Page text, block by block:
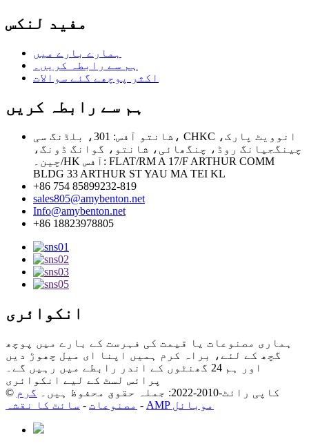
مفید لنکس
ہمارے بارے میں
ہم سے رابطہ کریں۔
اکثر پوچھے گئے سوالات
ہم سے رابطہ کریں
شانتو آفس: 301، بلڈنگ سی، CHKC انوویٹ پارک،
چینگجیانگ روڈ، چنگھائی، شانتو، گوانگ ڈونگ،
چین۔/HK آفس: FLAT/RM A 17/F ARTHUR COMM
BLDG 33 ARTHUR ST YAU MA TEI KL
+86 754 85899232-819
sales805@amybenton.net
Info@amybenton.net
+86 18823978805
انکوائری
ہماری مصنوعات یا قیمت کی فہرست کے بارے میں پوچھ
گچھ کے لئے، براہ کرم ہمیں اپنا ای میل چھوڑ دیں
اور ہم 24 گھنٹوں کے اندر رابطے میں رہیں گے۔
پرائس لسٹ کے لیے انکوائری
© کاپی رائٹ-2010-2022: جملہ حقوق محفوظ ہیں۔
گرم
مصنوعات - سائٹ کا نقشہ - AMP موبائل